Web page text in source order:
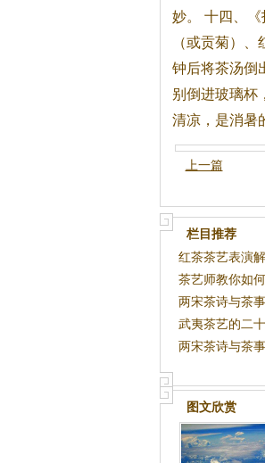
妙。 十四、
（或贡菊）、
钟后将茶汤倒
别倒进玻璃杯
清凉，是消暑
上一篇
栏目推荐
红茶茶艺表演
茶艺师教你如
两宋茶诗与茶
大观》
武夷茶艺的二
两宋茶诗与茶
图文欣赏